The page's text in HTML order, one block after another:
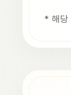
* 해당